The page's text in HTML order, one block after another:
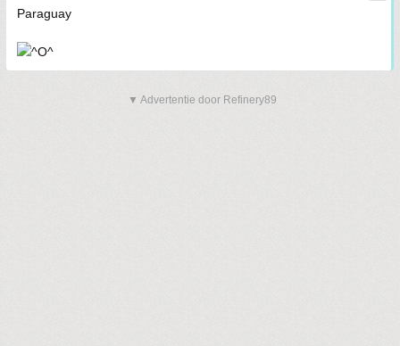
Paraguay
▼ Advertentie door Refinery89